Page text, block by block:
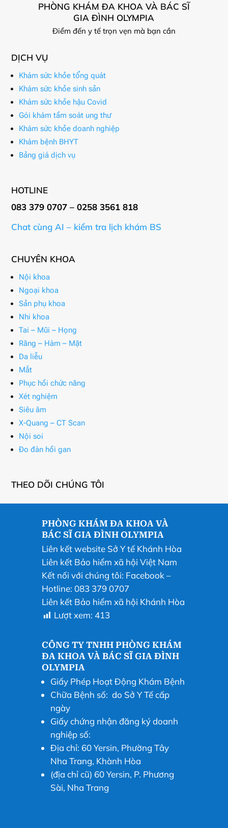
PHÒNG KHÁM ĐA KHOA VÀ BÁC SĨ
GIA ĐÌNH OLYMPIA
Điểm đến y tế trọn vẹn mà bạn cần
DỊCH VỤ
Khám sức khỏe tổng quát
Khám sức khỏe sinh sản
Khám sức khỏe hậu Covid
Gói khám tầm soát ung thư
Khám sức khỏe doanh nghiệp
Khám bệnh BHYT
Bảng giá dịch vụ
HOTLINE
083 379 0707 – 0258 3561 818
Chat cùng AI – kiểm tra lịch khám BS
CHUYÊN KHOA
Nội khoa
Ngoại khoa
Sản phụ khoa
Nhi khoa
Tai – Mũi – Họng
Răng – Hàm – Mặt
Da liễu
Mắt
Phục hồi chức năng
Xét nghiệm
Siêu âm
X-Quang – CT Scan
Nội soi
Đo đàn hồi gan
THEO DÕI CHÚNG TÔI
PHÒNG KHÁM ĐA KHOA VÀ
BÁC SĨ GIA ĐÌNH OLYMPIA
Liên kết website Sở Y tế Khánh Hòa
Liên kết Bảo hiểm xã hội Việt Nam
Kết nối với chúng tôi: Facebook –
Hotline: 083 379 0707
Liên kết Bảo hiểm xã hội Khánh Hòa
Lượt xem: 413
CÔNG TY TNHH PHÒNG KHÁM
ĐA KHOA VÀ BÁC SĨ GIA ĐÌNH
OLYMPIA
Giấy Phép Hoạt Động Khám Bệnh
Chữa Bệnh số: do Sở Y Tế cấp
ngày
Giấy chứng nhận đăng ký doanh
nghiệp số:
Địa chỉ: 60 Yersin, Phường Tây
Nha Trang, Khành Hòa
(địa chỉ cũ) 60 Yersin, P. Phương
Sài, Nha Trang